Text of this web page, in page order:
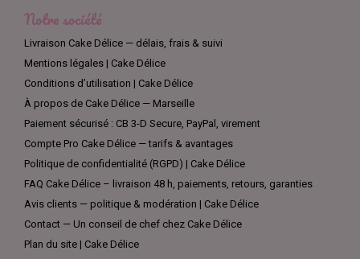
Notre société
Livraison Cake Délice — délais, frais & suivi
Mentions légales | Cake Délice
Conditions d’utilisation | Cake Délice
À propos de Cake Délice — Marseille
Paiement sécurisé : CB 3-D Secure, PayPal, virement
Compte Pro Cake Délice — tarifs & avantages
Politique de confidentialité (RGPD) | Cake Délice
FAQ Cake Délice – livraison 48 h, paiements, retours, garanties
Avis clients — politique & modération | Cake Délice
Contact — Un conseil de chef chez Cake Délice
Plan du site | Cake Délice